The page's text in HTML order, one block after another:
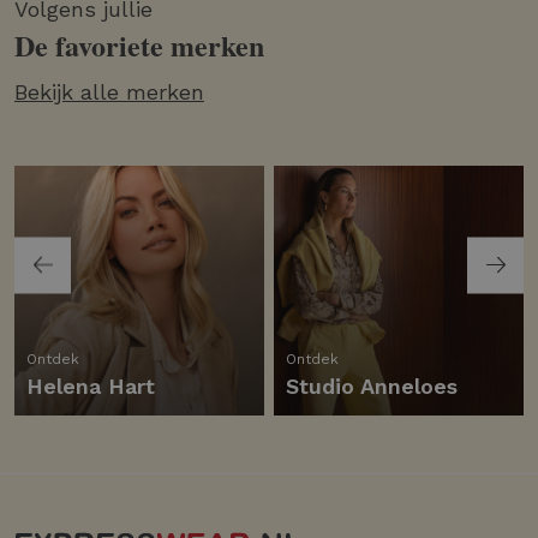
Volgens jullie
De favoriete merken
Bekijk alle merken
Ontdek
Helena Hart
Ontdek
Studio Anneloes